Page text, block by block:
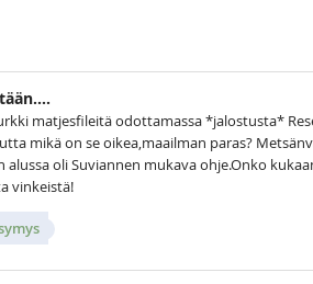
matjesfileitä odottamassa *jalostusta*
mikä on se oikea,maailman paras?
alussa oli Suviannen mukava ohje.Onko
vinkeistä!